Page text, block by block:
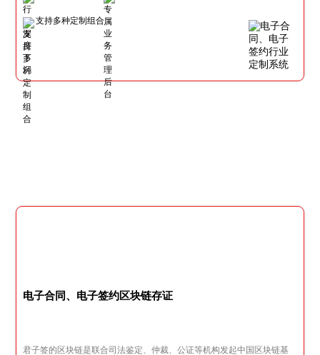
支持多种定制组合
电子合同、电子签约区块链存证
君子签的区块链是联合司法鉴定、仲裁、公证等机构发起中国区块链基